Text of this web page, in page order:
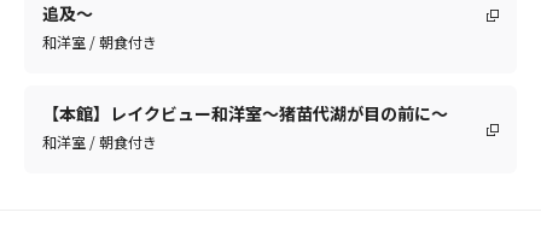
追及～
和洋室 / 朝食付き
【本館】レイクビュー和洋室～猪苗代湖が目の前に～
和洋室 / 朝食付き